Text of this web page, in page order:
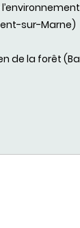
sur-Marne)
de la forêt